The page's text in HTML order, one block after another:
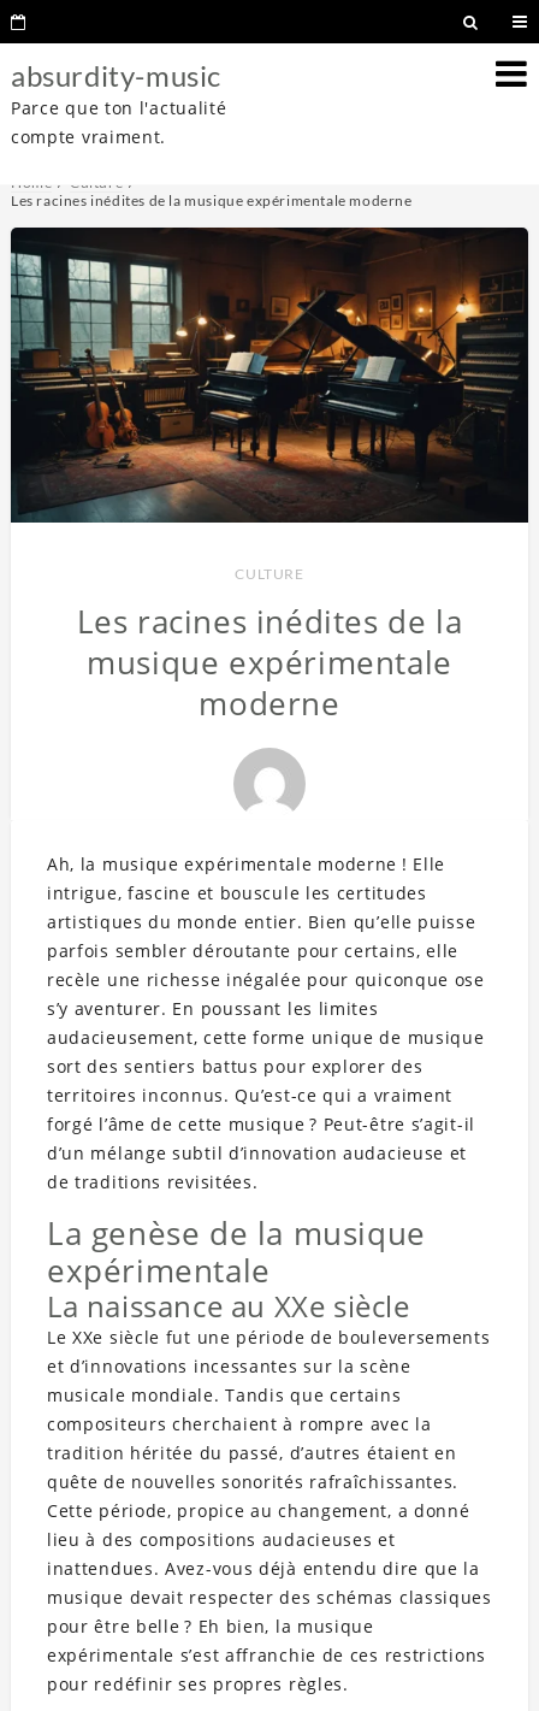
absurdity-music
Parce que ton l'actualité
compte vraiment.
Home
Culture
Les racines inédites de la musique expérimentale moderne
CULTURE
Les racines inédites de la
musique expérimentale
moderne
Ah, la musique expérimentale moderne ! Elle
intrigue, fascine et bouscule les certitudes
artistiques du monde entier. Bien qu’elle puisse
parfois sembler déroutante pour certains, elle
recèle une richesse inégalée pour quiconque ose
s’y aventurer. En poussant les limites
audacieusement, cette forme unique de musique
sort des sentiers battus pour explorer des
territoires inconnus. Qu’est-ce qui a vraiment
forgé l’âme de cette musique ? Peut-être s’agit-il
d’un mélange subtil d’innovation audacieuse et
de traditions revisitées.
La genèse de la musique
expérimentale
La naissance au XXe siècle
Le XXe siècle fut une période de bouleversements
et d’innovations incessantes sur la scène
musicale mondiale. Tandis que certains
compositeurs cherchaient à rompre avec la
tradition héritée du passé, d’autres étaient en
quête de nouvelles sonorités rafraîchissantes.
Cette période, propice au changement, a donné
lieu à des compositions audacieuses et
inattendues. Avez-vous déjà entendu dire que la
musique devait respecter des schémas classiques
pour être belle ? Eh bien, la musique
expérimentale s’est affranchie de ces restrictions
pour redéfinir ses propres règles.